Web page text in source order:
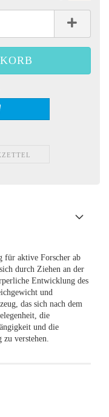
für aktive Forscher ab
durch Ziehen an der
Entwicklung des
und
das sich nach dem
die
und die
zu verstehen.